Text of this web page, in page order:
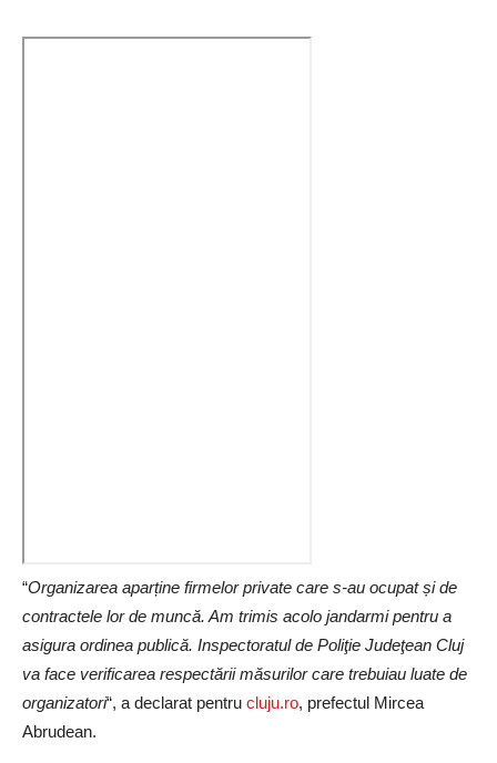
“Organizarea aparține firmelor private care s-au ocupat și de
contractele lor de muncă. Am trimis acolo jandarmi pentru a
asigura ordinea publică. Inspectoratul de Poliţie Judeţean Cluj
va face verificarea respectării măsurilor care trebuiau luate de
organizatori“, a declarat pentru cluju.ro, prefectul Mircea
Abrudean.